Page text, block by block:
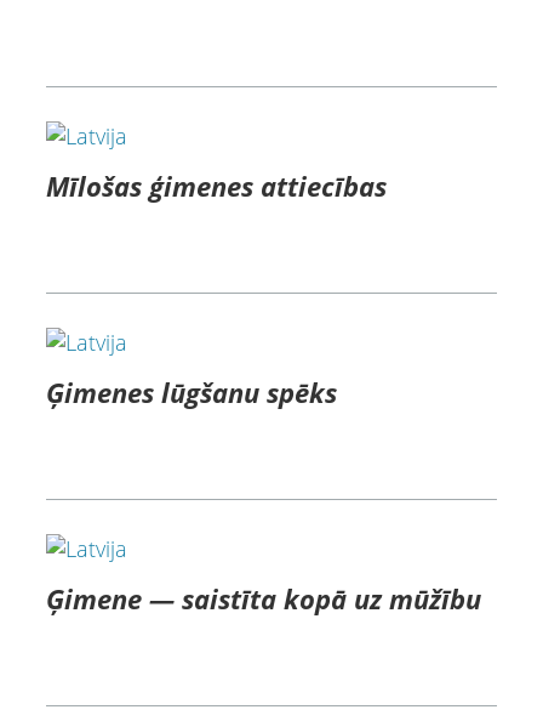
Mīlošas ģimenes attiecības
Ģimenes lūgšanu spēks
Ģimene — saistīta kopā uz mūžību